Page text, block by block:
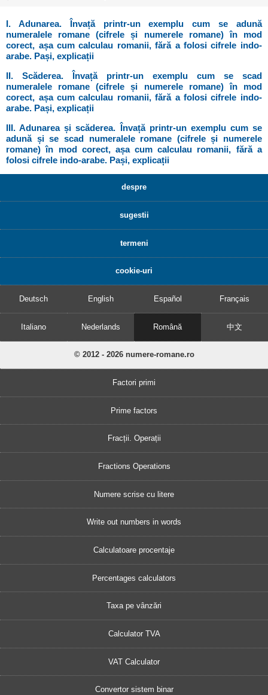
I. Adunarea. Învață printr-un exemplu cum se adună
numeralele romane (cifrele și numerele romane) în mod
corect, așa cum calculau romanii, fără a folosi cifrele indo-
arabe. Pași, explicații
II. Scăderea. Învață printr-un exemplu cum se scad
numeralele romane (cifrele și numerele romane) în mod
corect, așa cum calculau romanii, fără a folosi cifrele indo-
arabe. Pași, explicații
III. Adunarea și scăderea. Învață printr-un exemplu cum se
adună și se scad numeralele romane (cifrele și numerele
romane) în mod corect, așa cum calculau romanii, fără a
folosi cifrele indo-arabe. Pași, explicații
despre
sugestii
termeni
cookie-uri
Deutsch English Español Français
Italiano Nederlands Română 中文
© 2012 - 2026 numere-romane.ro
Factori primi
Prime factors
Fracții. Operații
Fractions Operations
Numere scrise cu litere
Write out numbers in words
Calculatoare procentaje
Percentages calculators
Taxa pe vânzări
Calculator TVA
VAT Calculator
Convertor sistem binar